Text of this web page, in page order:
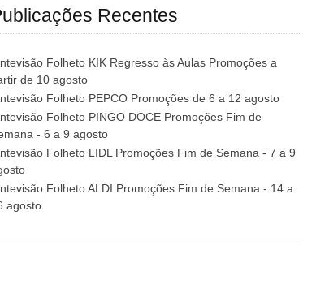
Recentes
Folheto KIK Regresso às Aulas Promoções a
de 10 agosto
Folheto PEPCO Promoções de 6 a 12 agosto
Folheto PINGO DOCE Promoções Fim de
- 6 a 9 agosto
Folheto LIDL Promoções Fim de Semana - 7 a 9
Folheto ALDI Promoções Fim de Semana - 14 a
agosto